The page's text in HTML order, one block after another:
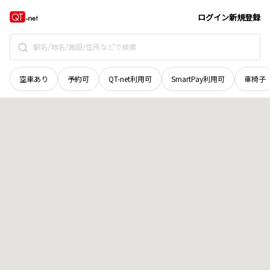
ログイン新規登録
空車あり 予約可 QT-net利用可 SmartPay利用可 車椅子
長野県